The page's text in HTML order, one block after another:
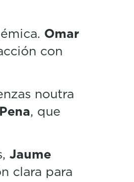
Omar
con
noutra
, que
Jaume
clara para